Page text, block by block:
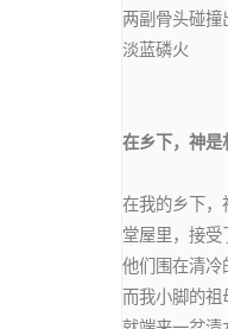
两副骨头碰撞
淡蓝磷火
在乡下，神是
在我的乡下，
堂屋里，接受
他们围在清冷
而我小脚的祖